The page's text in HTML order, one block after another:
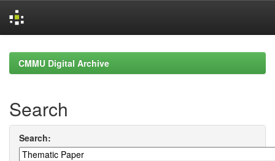
navigationCMMU Digital Archive
Search
Search: